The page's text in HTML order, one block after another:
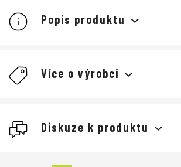
Popis produktu
Diskuze k produktu
Více o výrobci